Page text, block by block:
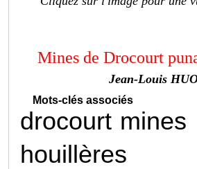
Mines de Drocourt
Jean-Louis
Mots-clés associés
drocourt mines
houillères